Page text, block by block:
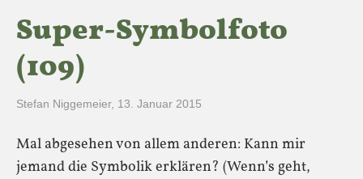
Super-Symbolfoto
(109)
Stefan Niggemeier, 13. Januar 2015
Mal abgesehen von allem anderen: Kann mir
jemand die Symbolik erklären? (Wenn’s geht,